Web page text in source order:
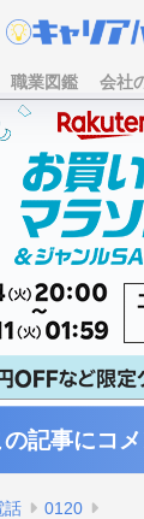
職業図鑑 会社
の記事にコ
話 0120